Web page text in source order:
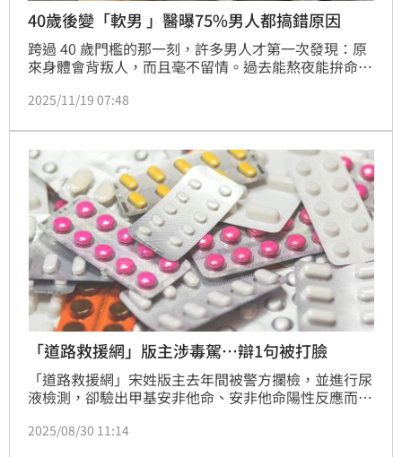
40歲後變「軟男 」醫曝75%男人都搞錯原因
跨過 40 歲門檻的那一刻，許多男人才第一次發現：原
來身體會背叛人，而且毫不留情。過去能熬夜能拚命、
卡住、無力、反應鈍到陌生。那是一種說不出口的挫敗
是：多數人以為自己的問題是腎虛，但醫界指出：75%
的根源都不在腎，而是在「血管」。（記者唐家興）
2025/11/19 07:48
「道路救援網」版主涉毒駕…辯1句被打臉
「道路救援網」宋姓版主去年間被警方攔檢，並進行尿
液檢測，卻驗出甲基安非他命、安非他命陽性反應而遭
並聲稱事發前曾服用感冒藥、壯陽藥等4種藥物，認為
2025/08/30 11:14